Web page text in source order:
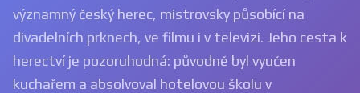
významný český herec, mistrovsky působící na
divadelních prknech, ve filmu i v televizi. Jeho cesta k
herectví je pozoruhodná: původně byl vyučen
kuchařem a absolvoval hotelovou školu v